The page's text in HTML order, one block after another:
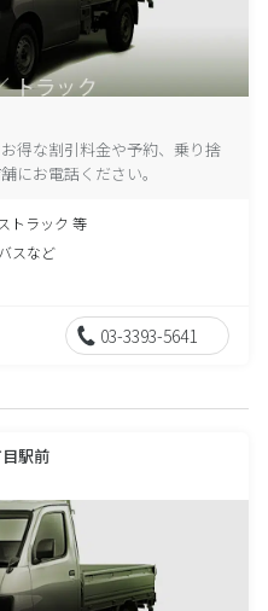
得な割引料金や予約、乗り捨
にお電話ください。
トラック 等
スなど
03-3393-5641
駅前